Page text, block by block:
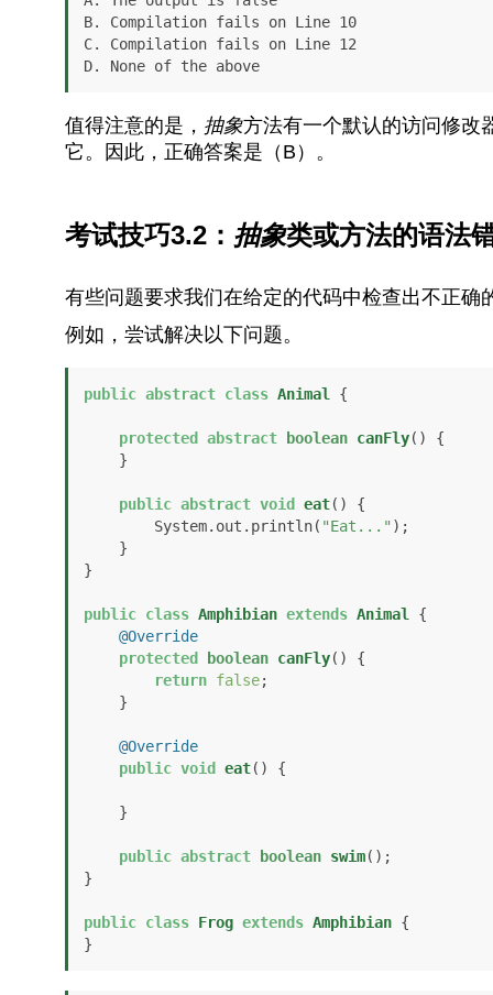
B. Compilation fails on Line 10
C. Compilation fails on Line 12
D. None of the above
值得注意的是， 抽象方法有一个默认的访问修改
它。因此，正确答案是（B）。
考试技巧3.2： 抽象类或方法的语法
有些问题要求我们在给定的代码中检查出不正确
例如，尝试解决以下问题。
public abstract class Animal {
protected abstract boolean canFly()
{
public abstract void eat()
{
        System.out.println(
"Eat..." );
}
public class Amphibian extends Animal
{
@Override
protected
boolean canFly()
{
return false;
@Override
public void eat() {
public abstract boolean swim() ;
}
public class Frog extends Amphibian {
}